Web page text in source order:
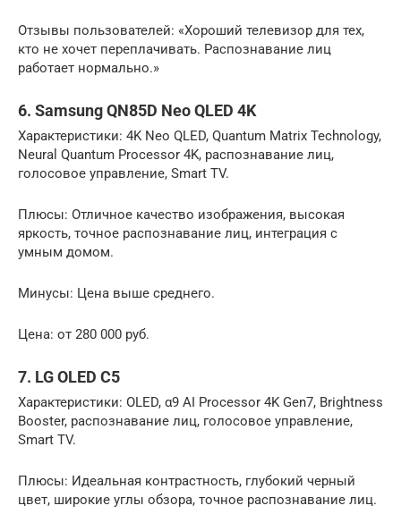
Отзывы пользователей: «Хороший телевизор для тех,
кто не хочет переплачивать. Распознавание лиц
работает нормально.»
6. Samsung QN85D Neo QLED 4K
Характеристики: 4K Neo QLED, Quantum Matrix Technology,
Neural Quantum Processor 4K, распознавание лиц,
голосовое управление, Smart TV.
Плюсы: Отличное качество изображения, высокая
яркость, точное распознавание лиц, интеграция с
умным домом.
Минусы: Цена выше среднего.
Цена: от 280 000 руб.
7. LG OLED C5
Характеристики: OLED, α9 AI Processor 4K Gen7, Brightness
Booster, распознавание лиц, голосовое управление,
Smart TV.
Плюсы: Идеальная контрастность, глубокий черный
цвет, широкие углы обзора, точное распознавание лиц.